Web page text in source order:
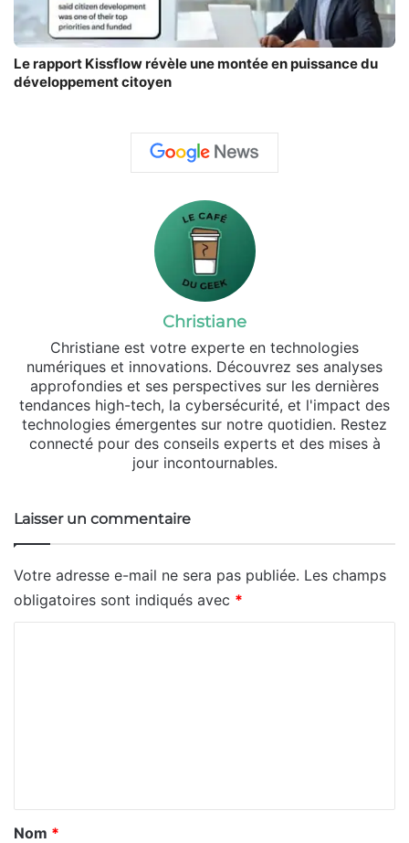
Le rapport Kissflow révèle une montée en puissance du
développement citoyen
Christiane
Christiane est votre experte en technologies
numériques et innovations. Découvrez ses analyses
approfondies et ses perspectives sur les dernières
tendances high-tech, la cybersécurité, et l'impact des
technologies émergentes sur notre quotidien. Restez
connecté pour des conseils experts et des mises à
jour incontournables.
Laisser un commentaire
Votre adresse e-mail ne sera pas publiée. Les champs
obligatoires sont indiqués avec *
a
Nom *